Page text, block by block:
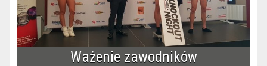
Ważenie zawodników